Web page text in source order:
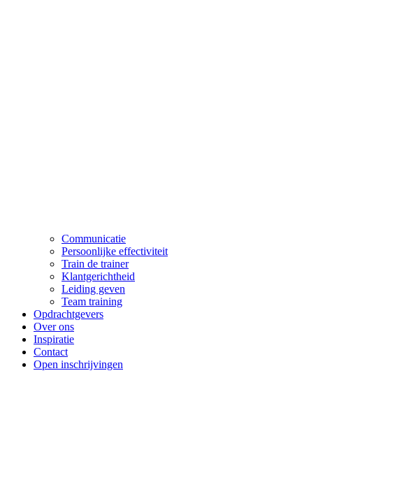
Communicatie
Persoonlijke effectiviteit
Train de trainer
Klantgerichtheid
Leiding geven
Team training
Opdrachtgevers
Over ons
Inspiratie
Contact
Open inschrijvingen